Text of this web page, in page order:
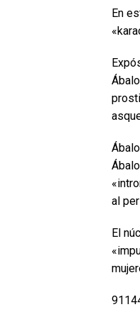
En
al
El